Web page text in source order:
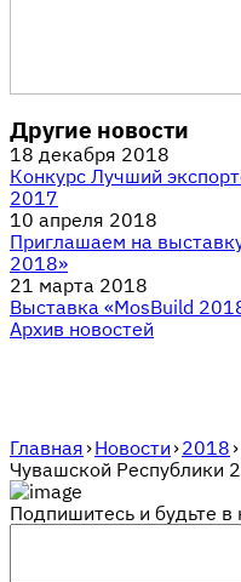
Другие новости
18 декабря 2018
Конкурс Лучший
2017
10 апреля 2018
Приглашаем на
2018»
21 марта 2018
Выставка «MosBuild
Архив новостей
Главная ›Новости ›2018 ›
Чувашской Республики
Подпишитесь и будьте